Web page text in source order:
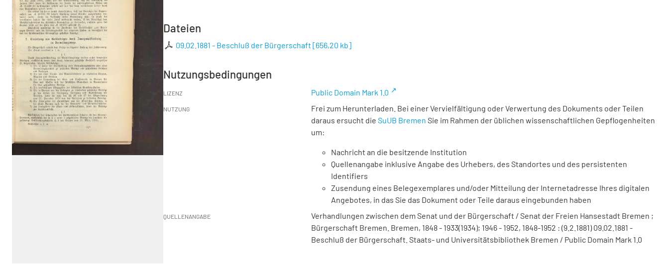
Dateien
09.02.1881 - Beschluß der Bürgerschaft [656,20 kb]
Nutzungsbedingungen
LIZENZ Public Domain Mark 1.0
NUTZUNG
Frei zum Herunterladen. Bei einer Vervielfältigung oder Verwertung des Dokuments oder Teilen
daraus ersucht die SuUB Bremen Sie im Rahmen der üblichen wissenschaftlichen Gepflogenheiten
um:
Nachricht an die besitzende Institution
Quellenangabe inklusive Angabe des Urhebers, des Standortes und des persistenten
Identifiers
Zusendung eines Belegexemplares und/oder Mitteilung der Internetadresse Ihres digitalen
Angebotes, in das Sie das Dokument oder Teile daraus eingebunden haben
QUELLENANGABE
Verhandlungen zwischen dem Senat und der Bürgerschaft / Senat der Freien Hansestadt Bremen ;
Bürgerschaft Bremen. Bremen, 1848 - 1933(1934); 1946 - 1952, 1848-1952 : (9.2.1881) 09.02.1881 -
Beschluß der Bürgerschaft. Staats- und Universitätsbibliothek Bremen / Public Domain Mark 1.0